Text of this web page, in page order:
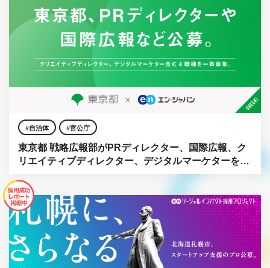
自治体 官公庁
東京都 戦略広報部がPRディレクター、国際広報、ク
リエイティブディレクター、デジタルマーケターを一